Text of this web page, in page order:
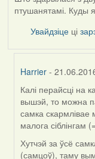
птушанятамі. Куды
Увайдзіце ці
Harrier -
In
reply
to
by
Проніч
Калі перайсці на
вышэй, то можна
самка скармлівае
малога сіблінгам
Хутчэй за ўсё
(самцоў), таму